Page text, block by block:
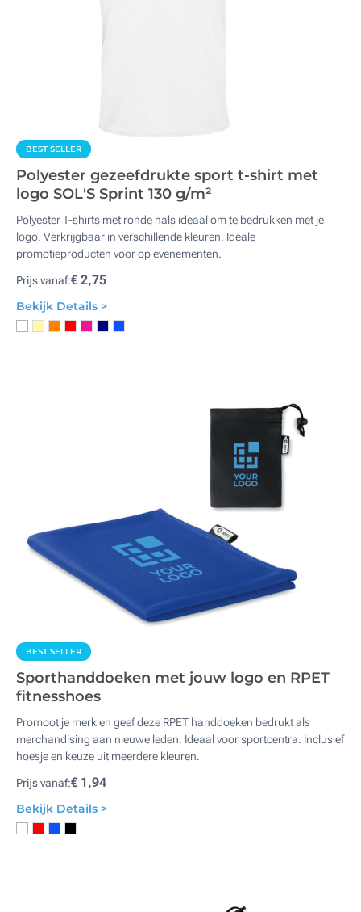
BEST SELLER
Polyester gezeefdrukte sport t-shirt met
logo SOL'S Sprint 130 g/m²
Polyester T-shirts met ronde hals ideaal om te bedrukken met je
logo. Verkrijgbaar in verschillende kleuren. Ideale
promotieproducten voor op evenementen.
Prijs vanaf:€ 2,75
Bekijk Details >
BEST SELLER
Sporthanddoeken met jouw logo en RPET
fitnesshoes
Promoot je merk en geef deze RPET handdoeken bedrukt als
merchandising aan nieuwe leden. Ideaal voor sportcentra. Inclusief
hoesje en keuze uit meerdere kleuren.
Prijs vanaf:€ 1,94
Bekijk Details >